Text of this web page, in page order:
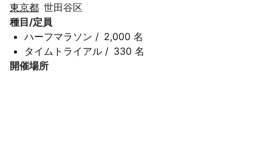
東京都 世田谷区
種目/定員
ハーフマラソン / 2,000 名
タイムトライアル / 330 名
開催場所